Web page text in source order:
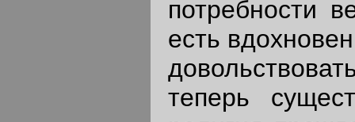
потребности
есть
теперь